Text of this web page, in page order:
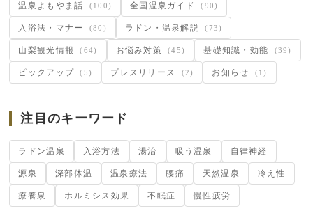
温泉よもやま話 (100) 全国温泉ガイド (90)
入浴法・マナー (80) ラドン・温泉解説 (73)
山梨観光情報 (64) お悩み対策 (45) 基礎知識・効能 (39)
ピックアップ (5) プレスリリース (2) お知らせ (1)
注目のキーワード
ラドン温泉 入浴方法 湯治 吸う温泉 自律神経
源泉 深部体温 温泉療法 腰痛 天然温泉 冷え性
療養泉 ホルミシス効果 不眠症 慢性疲労